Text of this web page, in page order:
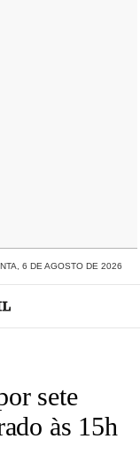
6 DE AGOSTO DE 2026
sete
às 15h